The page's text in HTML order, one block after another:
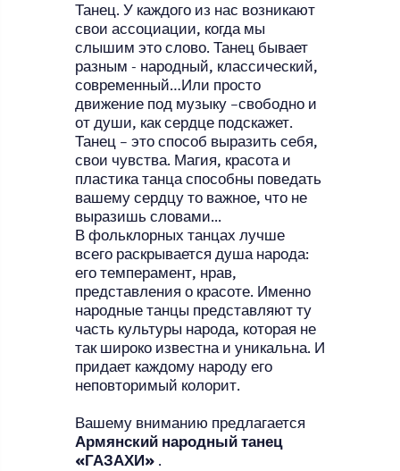
Танец. У каждого из нас возникают
свои ассоциации, когда мы
слышим это слово. Танец бывает
разным - народный, классический,
современный…Или просто
движение под музыку –свободно и
от души, как сердце подскажет.
Танец – это способ выразить себя,
свои чувства. Магия, красота и
пластика танца способны поведать
вашему сердцу то важное, что не
выразишь словами...
В фольклорных танцах лучше
всего раскрывается душа народа:
его темперамент, нрав,
представления о красоте. Именно
народные танцы представляют ту
часть культуры народа, которая не
так широко известна и уникальна. И
придает каждому народу его
неповторимый колорит.
Вашему вниманию предлагается
Армянский народный танец
«ГАЗАХИ» .